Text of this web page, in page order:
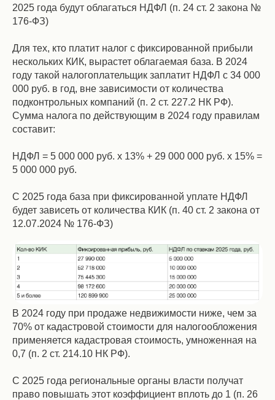
2025 года будут облагаться НДФЛ (п. 24 ст. 2 закона №
176-ФЗ)
Для тех, кто платит налог с фиксированной прибыли
нескольких КИК, вырастет облагаемая база. В 2024
году такой налогоплательщик заплатит НДФЛ с 34 000
000 руб. в год, вне зависимости от количества
подконтрольных компаний (п. 2 ст. 227.2 НК РФ).
Сумма налога по действующим в 2024 году правилам
составит:
НДФЛ = 5 000 000 руб. х 13% + 29 000 000 руб. х 15% =
5 000 000 руб.
С 2025 года база при фиксированной уплате НДФЛ
будет зависеть от количества КИК (п. 40 ст. 2 закона от
12.07.2024 № 176-ФЗ)
В 2024 году при продаже недвижимости ниже, чем за
70% от кадастровой стоимости для налогообложения
применяется кадастровая стоимость, умноженная на
0,7 (п. 2 ст. 214.10 НК РФ).
С 2025 года региональные органы власти получат
право повышать этот коэффициент вплоть до 1 (п. 26